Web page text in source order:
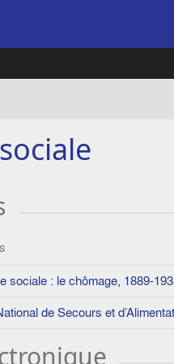
sociale : le chômage, 1889-
de Secours et